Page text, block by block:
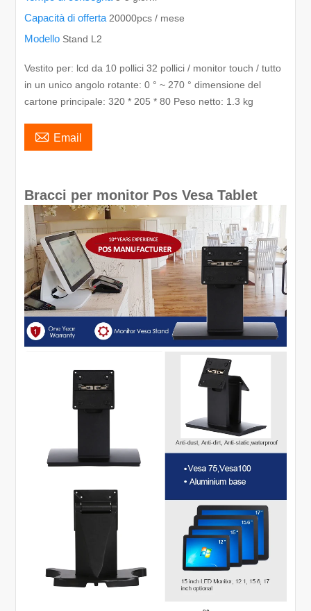
Capacità di offerta 20000pcs / mese
Modello Stand L2
Vestito per: lcd da 10 pollici 32 pollici / monitor touch / tutto
in un unico angolo rotante: 0 ° ~ 270 ° dimensione del
cartone principale: 320 * 205 * 80 Peso netto: 1.3 kg
 Email
Bracci per monitor Pos Vesa Tablet